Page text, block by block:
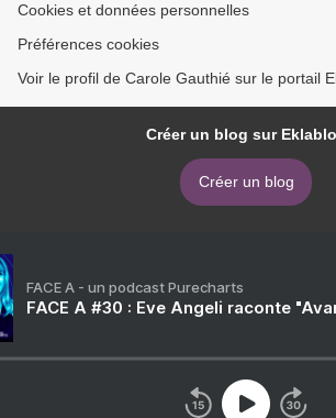
Cookies et données personnelles
Préférences cookies
Voir le profil de Carole Gauthié sur le portail
Créer un blog sur
Créer un blog
FACE A - un podcast Purecharts
FACE A #30 : Eve Angeli raconte